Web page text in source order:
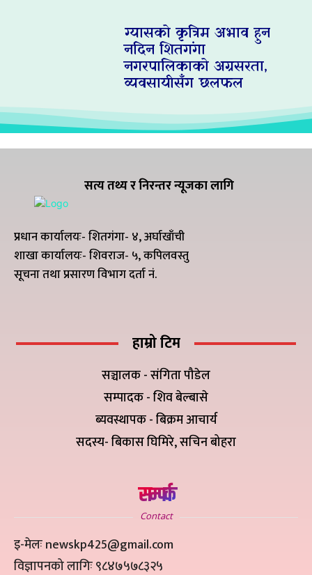
ग्यासको कृत्रिम अभाव हुन
नदिन शितगंगा
नगरपालिकाको अग्रसरता,
व्यवसायीसँग छलफल
सत्य तथ्य र निरन्तर न्यूजका लागि
प्रधान कार्यालयः- शितगंगा- ४, अर्घाखाँची
शाखा कार्यालयः- शिवराज- ५, कपिलवस्तु
सूचना तथा प्रसारण विभाग दर्ता नं.
हाम्रो टिम
सञ्चालक - संगिता पौडेल
सम्पादक - शिव बेल्बासे
ब्यवस्थापक - बिक्रम आचार्य
सदस्य- बिकास घिमिरे, सचिन बोहरा
सम्पर्क
Contact
इ-मेलः newskp425@gmail.com
विज्ञापनको लागिः ९८४७५७८३२५